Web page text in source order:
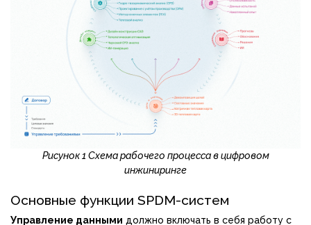
Рисунок 1 Схема рабочего процесса в цифровом
инжиниринге
Основные функции SPDM-систем
Управление данными должно включать в себя работу с